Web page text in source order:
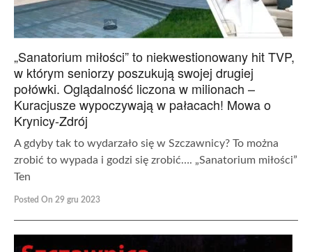
„Sanatorium miłości” to niekwestionowany hit TVP,
w którym seniorzy poszukują swojej drugiej
połówki. Oglądalność liczona w milionach –
Kuracjusze wypoczywają w pałacach! Mowa o
Krynicy-Zdrój
A gdyby tak to wydarzało się w Szczawnicy? To można
zrobić to wypada i godzi się zrobić…. „Sanatorium miłości”
Ten
Posted On 29 gru 2023